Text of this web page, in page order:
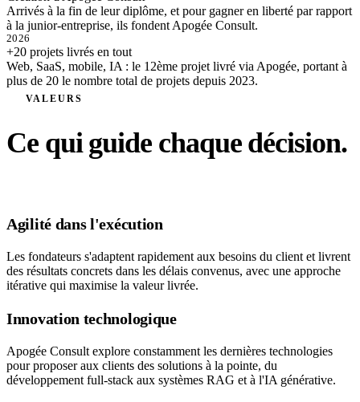
Arrivés à la fin de leur diplôme, et pour gagner en liberté par rapport
à la junior-entreprise, ils fondent Apogée Consult.
2026
+20 projets livrés en tout
Web, SaaS, mobile, IA : le 12ème projet livré via Apogée, portant à
plus de 20 le nombre total de projets depuis 2023.
VALEURS
Ce qui guide chaque décision.
Agilité dans l'exécution
Les fondateurs s'adaptent rapidement aux besoins du client et livrent
des résultats concrets dans les délais convenus, avec une approche
itérative qui maximise la valeur livrée.
Innovation technologique
Apogée Consult explore constamment les dernières technologies
pour proposer aux clients des solutions à la pointe, du
développement full-stack aux systèmes RAG et à l'IA générative.